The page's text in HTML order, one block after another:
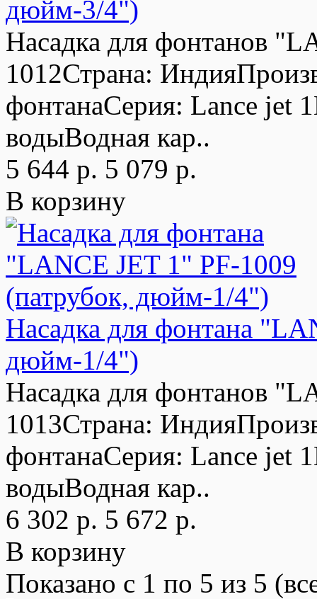
дюйм-3/4")
Насадка для фонтанов
1012Страна:
фонтанаСерия: Lance jet
водыВодная кар..
5 644 р. 5 079 р.
В корзину
Насадка для фонтана
дюйм-1/4")
Насадка для фонтанов
1013Страна:
фонтанаСерия: Lance jet
водыВодная кар..
6 302 р. 5 672 р.
В корзину
Показано с 1 по 5 из 5